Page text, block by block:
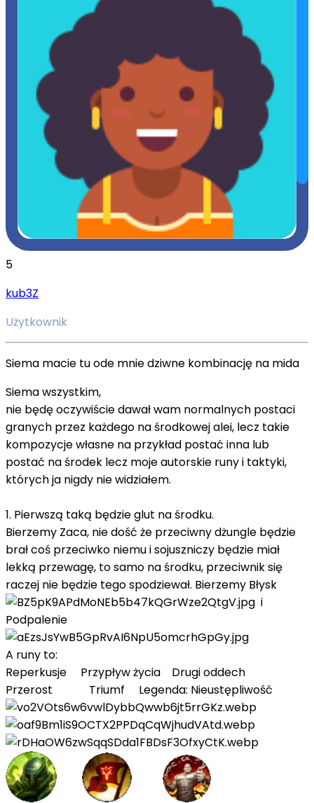
5
kub3Z
Użytkownik
Siema macie tu ode mnie dziwne kombinację na mida
Siema wszystkim,
nie będę oczywiście dawał wam normalnych postaci
granych przez każdego na środkowej alei, lecz takie
kompozycje własne na przykład postać inna lub
postać na środek lecz moje autorskie runy i taktyki,
których ja nigdy nie widziałem.
1. Pierwszą taką będzie glut na środku.
Bierzemy Zaca, nie dość że przeciwny dżungle będzie
brał coś przeciwko niemu i sojuszniczy będzie miał
lekką przewagę, to samo na środku, przeciwnik się
raczej nie będzie tego spodziewał. Bierzemy Błysk
i
Podpalenie
A runy to:
Reperkusje Przypływ życia Drugi oddech
Przerost Triumf Legenda: Nieustępliwość